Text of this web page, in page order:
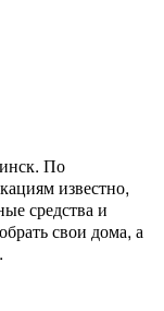
По
известно,
средства и
свои дома, а